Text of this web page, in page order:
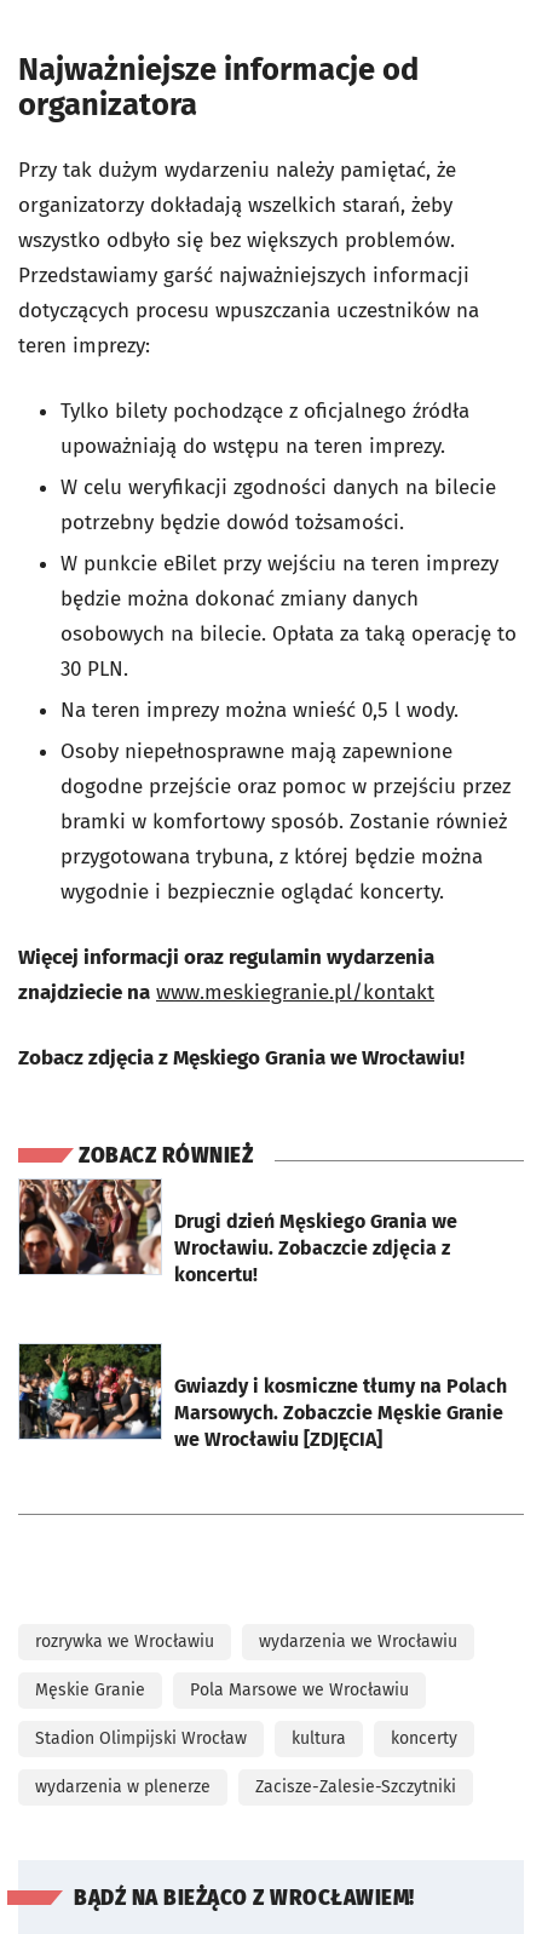
Najważniejsze informacje od
organizatora
Przy tak dużym wydarzeniu należy pamiętać, że
organizatorzy dokładają wszelkich starań, żeby
wszystko odbyło się bez większych problemów.
Przedstawiamy garść najważniejszych informacji
dotyczących procesu wpuszczania uczestników na
teren imprezy:
Tylko bilety pochodzące z oficjalnego źródła
upoważniają do wstępu na teren imprezy.
W celu weryfikacji zgodności danych na bilecie
potrzebny będzie dowód tożsamości.
W punkcie eBilet przy wejściu na teren imprezy
będzie można dokonać zmiany danych
osobowych na bilecie. Opłata za taką operację to
30 PLN.
Na teren imprezy można wnieść 0,5 l wody.
Osoby niepełnosprawne mają zapewnione
dogodne przejście oraz pomoc w przejściu przez
bramki w komfortowy sposób. Zostanie również
przygotowana trybuna, z której będzie można
wygodnie i bezpiecznie oglądać koncerty.
Więcej informacji oraz regulamin wydarzenia
znajdziecie na www.meskiegranie.pl/kontakt
Zobacz zdjęcia z Męskiego Grania we Wrocławiu!
ZOBACZ RÓWNIEŻ
Drugi dzień Męskiego Grania we
Wrocławiu. Zobaczcie zdjęcia z
koncertu!
otworzy się w nowej karcie
Gwiazdy i kosmiczne tłumy na Polach
Marsowych. Zobaczcie Męskie Granie
we Wrocławiu [ZDJĘCIA]
otworzy się w nowej karcie
rozrywka we Wrocławiu wydarzenia we Wrocławiu
Męskie Granie Pola Marsowe we Wrocławiu
Stadion Olimpijski Wrocław kultura koncerty
wydarzenia w plenerze Zacisze-Zalesie-Szczytniki
BĄDŹ NA BIEŻĄCO Z WROCŁAWIEM!